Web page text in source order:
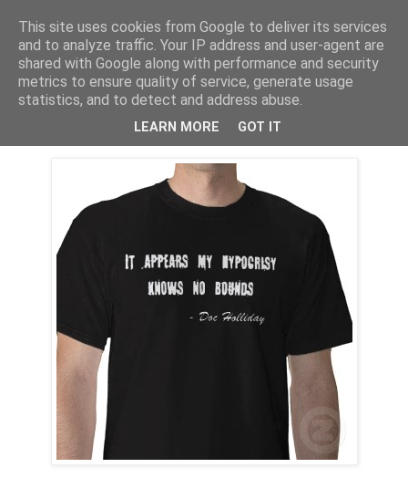
PentruDive.ro
sâmbătă, 28 noiembrie 2009
Judecati-l voi!
This site uses cookies from Google to deliver its services
and to analyze traffic. Your IP address and user-agent are
shared with Google along with performance and security
metrics to ensure quality of service, generate usage
statistics, and to detect and address abuse.
LEARN MORE GOT IT